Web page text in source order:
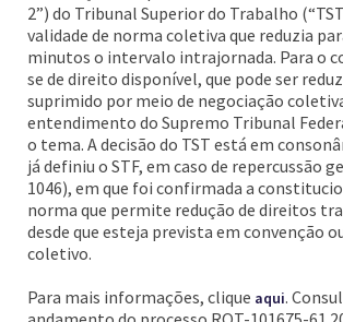
2”) do Tribunal Superior do Trabalho
validade de norma coletiva que reduzia
minutos o intervalo intrajornada. Para o
se de direito disponível, que pode ser
suprimido por meio de negociação
entendimento do Supremo Tribunal
o tema. A decisão do TST está em
já definiu o STF, em caso de repercussão
1046), em que foi confirmada a
norma que permite redução de direitos
desde que esteja prevista em convenção
coletivo.
Para mais informações, clique aqui.